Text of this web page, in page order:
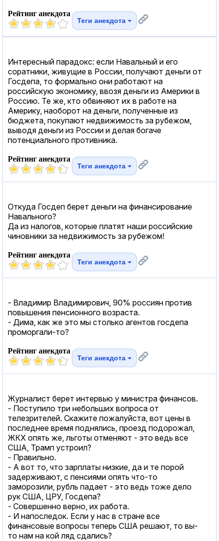
Рейтинг анекдота
Теги анекдота
Интересный парадокс: если Навальный и его
соратники, живущие в России, получают деньги от
Госдепа, то формально они работают на
российскую экономику, ввозя деньги из Америки в
Россию. Те же, кто обвиняют их в работе на
Америку, наоборот на деньги, полученные из
бюджета, покупают недвижимость за рубежом,
выводя деньги из России и делая богаче
потенциального противника.
Рейтинг анекдота
Теги анекдота
Откуда Госдеп берет деньги на финансирование
Навального?
Да из налогов, которые платят наши российские
чиновники за недвижимость за рубежом!
Рейтинг анекдота
Теги анекдота
- Владимир Владимирович, 90% россиян против
повышения пенсионного возраста.
- Дима, как же это мы столько агентов госдепа
проморгали-то?
Рейтинг анекдота
Теги анекдота
Журналист берет интервью у министра финансов.
- Поступило три небольших вопроса от
телезрителей. Скажите пожалуйста, вот цены в
последнее время поднялись, проезд подорожал,
ЖКХ опять же, льготы отменяют - это ведь все
США, Трамп устроил?
- Правильно.
- А вот то, что зарплаты низкие, да и те порой
задерживают, с пенсиями опять что-то
заморозили, рубль падает - это ведь тоже дело
рук США, ЦРУ, Госдепа?
- Совершенно верно, их работа.
- И напоследок. Если у нас в стране все
финансовые вопросы теперь США решают, то вы-
то нам на кой ляд сдались?